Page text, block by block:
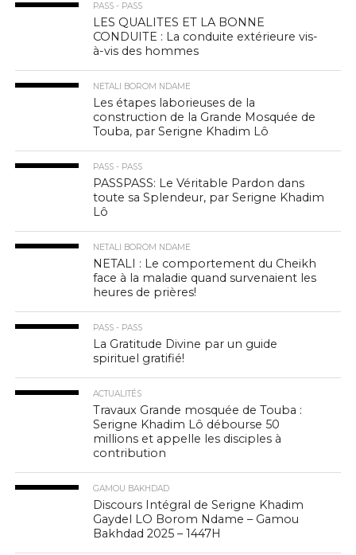
PASS - PASS
LES QUALITES ET LA BONNE
CONDUITE : La conduite extérieure vis-
à-vis des hommes
NETALI BOROM NDAME
Les étapes laborieuses de la
construction de la Grande Mosquée de
Touba, par Serigne Khadim Lô
PASS - PASS
PASSPASS: Le Véritable Pardon dans
toute sa Splendeur, par Serigne Khadim
Lô
NETALI BOROM NDAME
NETALI : Le comportement du Cheikh
face à la maladie quand survenaient les
heures de prières!
PASS - PASS
La Gratitude Divine par un guide
spirituel gratifié!
ACTUALITÉS
Travaux Grande mosquée de Touba :
Serigne Khadim Lô débourse 50
millions et appelle les disciples à
contribution
GAMOU BAKHDAD
Discours Intégral de Serigne Khadim
Gaydel LO Borom Ndame – Gamou
Bakhdad 2025 – 1447H